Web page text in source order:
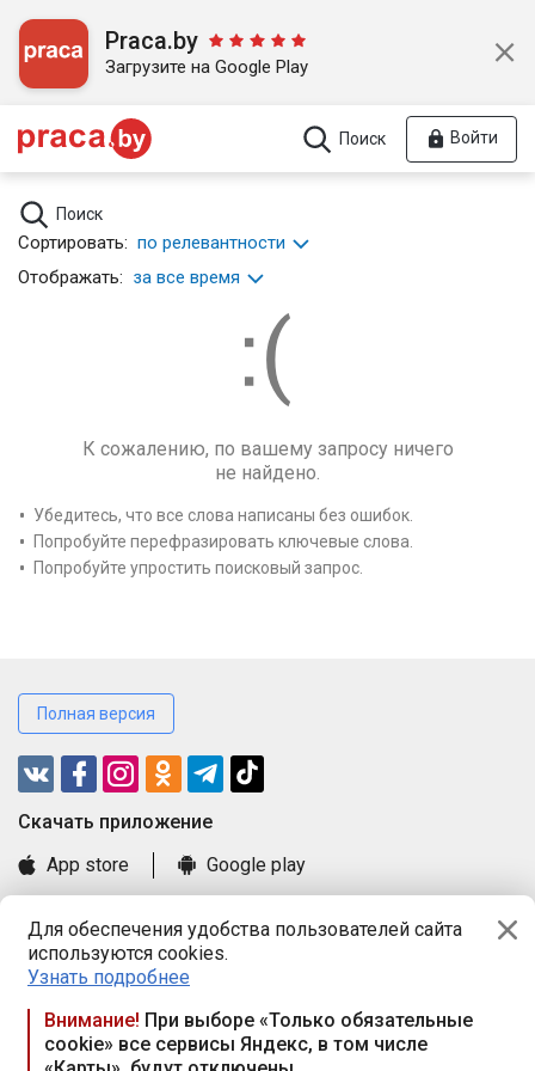
Для обеспечения удобства пользователей сайта
используются cookies.
Узнать подробнее
Внимание! При выборе «Только обязательные
cookie» все сервисы Яндекс, в том числе
Praca.by
Загрузите на Google Play
Поиск Войти
Поиск
Сортировать: по релевантности
Отображать: за все время
К сожалению, по вашему запросу ничего
не найдено.
Убедитесь, что все слова написаны без ошибок.
Попробуйте перефразировать ключевые слова.
Попробуйте упростить поисковый запрос.
Полная версия
Cкачать приложение
App store
Google play
Книга замечаний и предложений
Правила и документы
Praca.by © 2000—2026, ООО «ПРАЦА БАЙ»
Республика Беларусь, 220114, г. Минск, пр-т Независимости
117а, пом. № 9.